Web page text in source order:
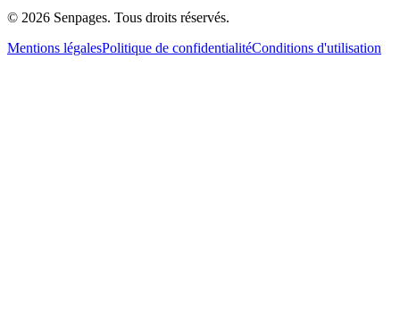
© 2026 Senpages. Tous droits réservés.
Mentions légalesPolitique de confidentialitéConditions d'utilisation